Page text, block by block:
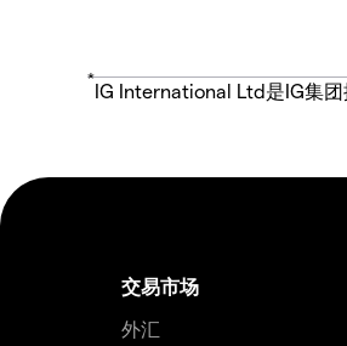
*
IG International Ltd是IG集
交易市场
外汇